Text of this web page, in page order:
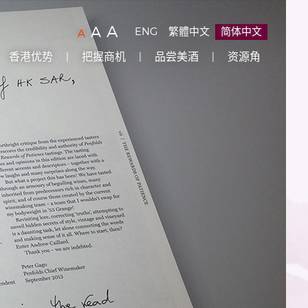
字
大
(A) 字
型
大
小：
大
(A) 字
型
大
小：
最
大
(
A) ENG 繁體中文 简体中文
香港优势 把握商机 品尝美酒 资源角